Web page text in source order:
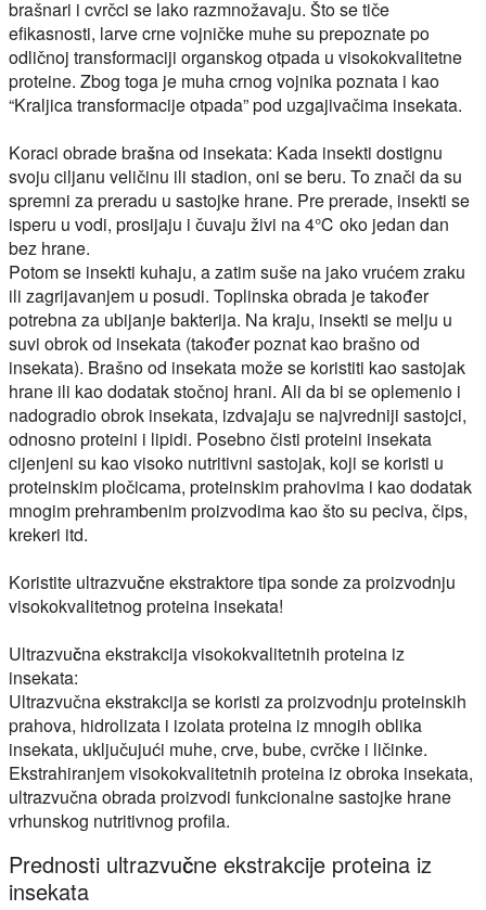
brašnari i cvrčci se lako razmnožavaju. Što se tiče
efikasnosti, larve crne vojničke muhe su prepoznate po
odličnoj transformaciji organskog otpada u visokokvalitetne
proteine. Zbog toga je muha crnog vojnika poznata i kao
“Kraljica transformacije otpada” pod uzgajivačima insekata.
Koraci obrade brašna od insekata: Kada insekti dostignu
svoju ciljanu veličinu ili stadion, oni se beru. To znači da su
spremni za preradu u sastojke hrane. Pre prerade, insekti se
isperu u vodi, prosijaju i čuvaju živi na 4℃ oko jedan dan
bez hrane.
Potom se insekti kuhaju, a zatim suše na jako vrućem zraku
ili zagrijavanjem u posudi. Toplinska obrada je također
potrebna za ubijanje bakterija. Na kraju, insekti se melju u
suvi obrok od insekata (također poznat kao brašno od
insekata). Brašno od insekata može se koristiti kao sastojak
hrane ili kao dodatak stočnoj hrani. Ali da bi se oplemenio i
nadogradio obrok insekata, izdvajaju se najvredniji sastojci,
odnosno proteini i lipidi. Posebno čisti proteini insekata
cijenjeni su kao visoko nutritivni sastojak, koji se koristi u
proteinskim pločicama, proteinskim prahovima i kao dodatak
mnogim prehrambenim proizvodima kao što su peciva, čips,
krekeri itd.
Koristite ultrazvučne ekstraktore tipa sonde za proizvodnju
visokokvalitetnog proteina insekata!
Ultrazvučna ekstrakcija visokokvalitetnih proteina iz
insekata:
Ultrazvučna ekstrakcija se koristi za proizvodnju proteinskih
prahova, hidrolizata i izolata proteina iz mnogih oblika
insekata, uključujući muhe, crve, bube, cvrčke i ličinke.
Ekstrahiranjem visokokvalitetnih proteina iz obroka insekata,
ultrazvučna obrada proizvodi funkcionalne sastojke hrane
vrhunskog nutritivnog profila.
Prednosti ultrazvučne ekstrakcije proteina iz
insekata